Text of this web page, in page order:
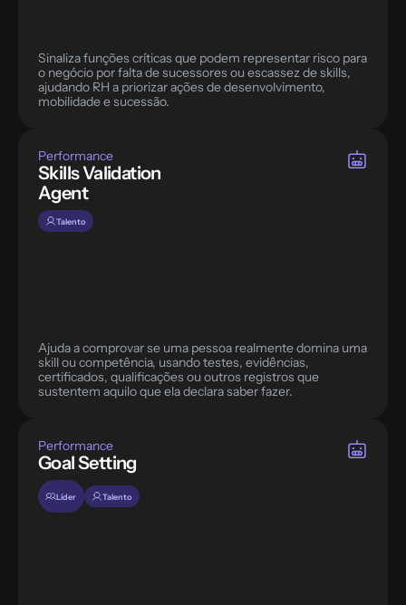
Sinaliza funções críticas que podem representar risco para
o negócio por falta de sucessores ou escassez de skills,
ajudando RH a priorizar ações de desenvolvimento,
mobilidade e sucessão.
Performance
Skills Validation
Agent
Talento
Ajuda a comprovar se uma pessoa realmente domina uma
skill ou competência, usando testes, evidências,
certificados, qualificações ou outros registros que
sustentem aquilo que ela declara saber fazer.
Performance
Goal Setting
Líder Talento